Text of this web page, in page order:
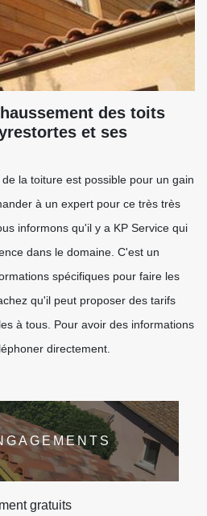
des toits
et ses
la toiture est possible pour un gain
à un expert pour ce très très
informons qu'il y a KP Service qui
dans le domaine. C'est un
spécifiques pour faire les
qu'il peut proposer des tarifs
à tous. Pour avoir des informations
directement.
gratuits